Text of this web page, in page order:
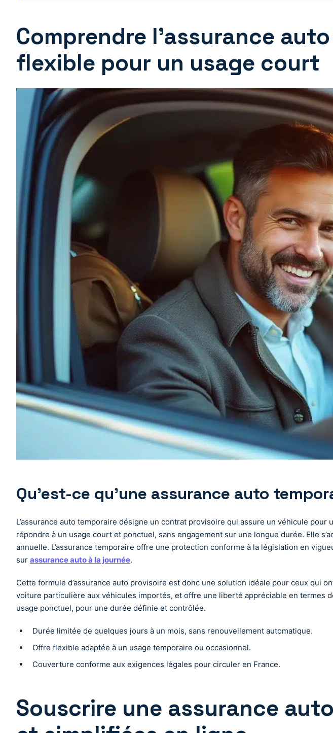
Comprendre l’assurance
flexible pour un usage court
Qu’est-ce qu’une assurance auto
L’assurance auto temporaire désigne un contrat provisoire qui assure un véhicule
répondre à un usage court et ponctuel, sans engagement sur une longue durée. Elle
annuelle. L’assurance temporaire offre une protection conforme à la législation en
sur assurance auto à la journée.
Cette formule d’assurance auto provisoire est donc une solution idéale pour ceux qui
voiture particulière aux véhicules importés, et offre une liberté appréciable en termes
usage ponctuel, pour une durée définie et contrôlée.
Durée limitée de quelques jours à un mois, sans renouvellement automatique.
Offre flexible adaptée à un usage temporaire ou occasionnel.
Couverture conforme aux exigences légales pour circuler en France.
Souscrire une assurance